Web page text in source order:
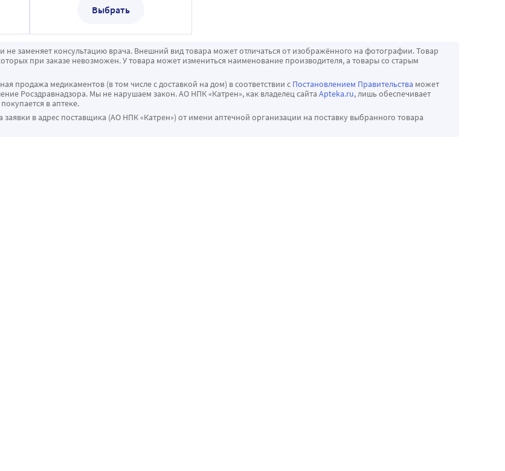
Выбрать
не заменяет консультацию врача. Внешний вид товара может отличаться от изображённого на фотографии. Товар
при заказе невозможен. У товара может измениться наименование производителя, а товары со старым
продажа медикаментов (в том числе с доставкой на дом) в соответствии с Постановлением Правительства может
Росздравнадзора. Мы не нарушаем закон. АО НПК «Катрен», как владелец сайта Apteka.ru, лишь обеспечивает
в аптеке.
в адрес поставщика (АО НПК «Катрен») от имени аптечной организации на поставку выбранного товара